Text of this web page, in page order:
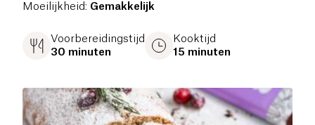
Moeilijkheid: Gemakkelijk
Voorbereidingstijd
30 minuten
Kooktijd
15 minuten